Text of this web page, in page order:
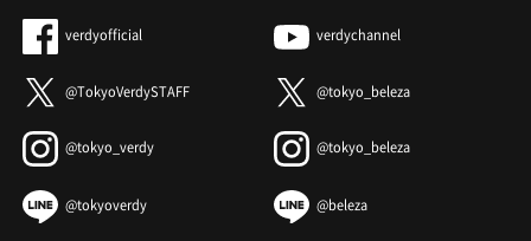
verdyofficial verdychannel
@TokyoVerdySTAFF @tokyo_beleza
@tokyo_verdy @tokyo_beleza
@tokyoverdy @beleza